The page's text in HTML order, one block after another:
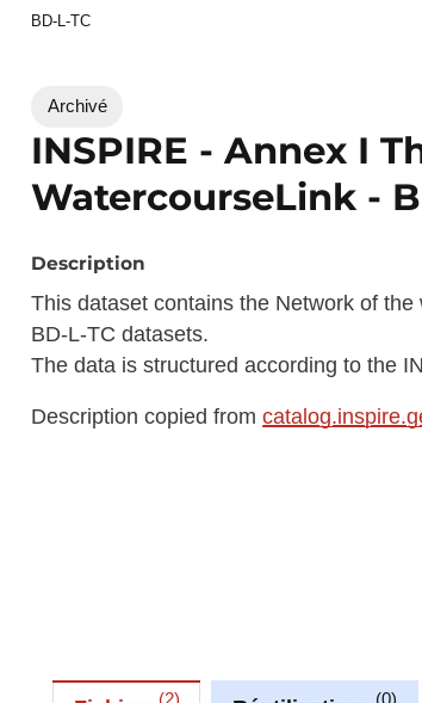
BD-L-TC
Archivé
INSPIRE - Annex I
WatercourseLink -
Description
This dataset contains the Network of
BD-L-TC datasets.
The data is structured according to the
Description copied from